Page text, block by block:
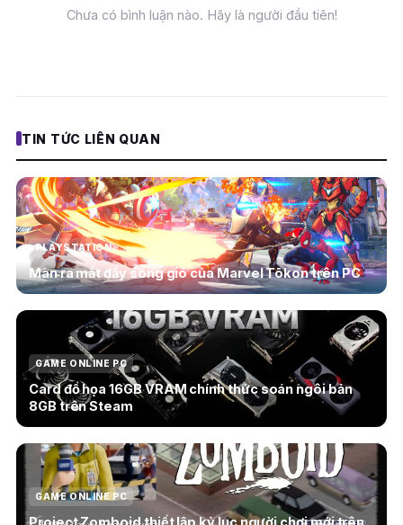
Chưa có bình luận nào. Hãy là người đầu tiên!
TIN TỨC LIÊN QUAN
PLAYSTATION
Màn ra mắt đầy sóng gió của Marvel Tōkon trên PC
GAME ONLINE PC
Card đồ họa 16GB VRAM chính thức soán ngôi bản
8GB trên Steam
GAME ONLINE PC
Project Zomboid thiết lập kỷ lục người chơi mới trên